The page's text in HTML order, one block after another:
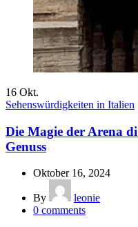
16 Okt.
Sehenswürdigkeiten in Italien
Die Magie der Arena
Genuss
Oktober 16, 2024
By
leonie
0 comments